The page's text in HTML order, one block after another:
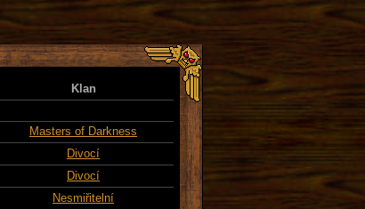
Klan
Masters of Darkness
Divocí
Divocí
Nesmiřitelní